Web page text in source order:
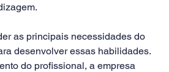
as principais necessidades do
desenvolver essas habilidades.
do profissional, a empresa